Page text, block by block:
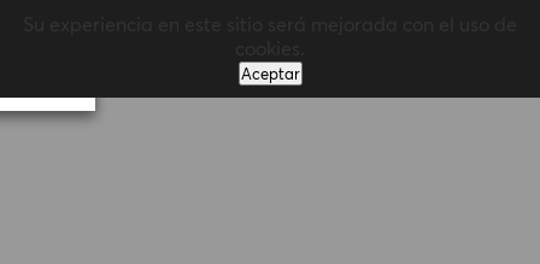
Aceptar